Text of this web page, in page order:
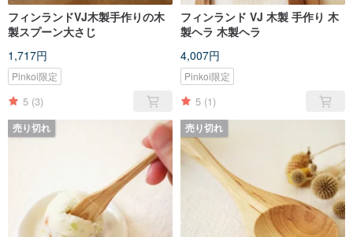
フィンランドVJ木製手作りの木
製スプーン大さじ
1,717円
Pinkoi限定
5 (3)
フィンランド VJ 木製 手作り 木
製ヘラ 木製ヘラ
4,007円
Pinkoi限定
5 (1)
売り切れ 売り切れ